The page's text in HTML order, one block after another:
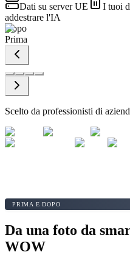
Dati su server UE
I tuoi
addestrare l'IA
Dopo
Prima
Scelto da professionisti di
PRIMA E DOPO
Da una foto da
WOW